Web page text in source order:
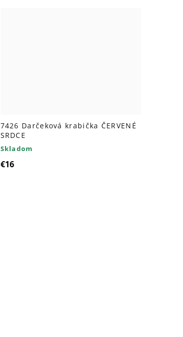
7426 Darčeková krabička ČERVENÉ
SRDCE
Skladom
€16